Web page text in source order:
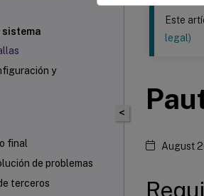
sistema
y
final
de problemas
terceros
<
Este
legal)
August